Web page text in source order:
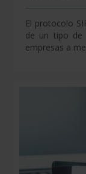
El protocolo
de un tipo de
empresas a